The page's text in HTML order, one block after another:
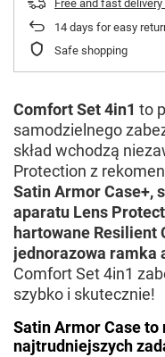
Free and fast delivery
14 days for easy
Safe shopping
Comfort Set 4in1 to
samodzielnego
skład wchodzą
Protection z
Satin Armor Case+,
aparatu Lens
hartowane Resilient
jednorazowa ramka
Comfort Set 4in1
szybko i skutecznie!
Satin Armor Case to
najtrudniejszych